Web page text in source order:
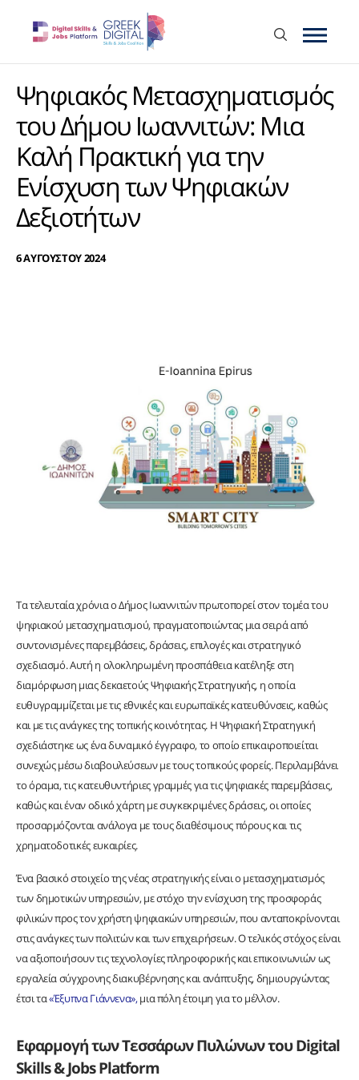
Ψηφιακός Μετασχηματισμός
του Δήμου Ιωαννιτών: Μια
Καλή Πρακτική για την
Ενίσχυση των Ψηφιακών
Δεξιοτήτων
6 ΑΥΓΟΥΣΤΟΥ 2024
Τα τελευταία χρόνια ο Δήμος Ιωαννιτών πρωτοπορεί στον τομέα του
ψηφιακού μετασχηματισμού, πραγματοποιώντας μια σειρά από
συντονισμένες παρεμβάσεις, δράσεις, επιλογές και στρατηγικό
σχεδιασμό. Αυτή η ολοκληρωμένη προσπάθεια κατέληξε στη
διαμόρφωση μιας δεκαετούς Ψηφιακής Στρατηγικής, η οποία
ευθυγραμμίζεται με τις εθνικές και ευρωπαϊκές κατευθύνσεις, καθώς
και με τις ανάγκες της τοπικής κοινότητας. Η Ψηφιακή Στρατηγική
σχεδιάστηκε ως ένα δυναμικό έγγραφο, το οποίο επικαιροποιείται
συνεχώς μέσω διαβουλεύσεων με τους τοπικούς φορείς. Περιλαμβάνει
το όραμα, τις κατευθυντήριες γραμμές για τις ψηφιακές παρεμβάσεις,
καθώς και έναν οδικό χάρτη με συγκεκριμένες δράσεις, οι οποίες
προσαρμόζονται ανάλογα με τους διαθέσιμους πόρους και τις
χρηματοδοτικές ευκαιρίες.
Ένα βασικό στοιχείο της νέας στρατηγικής είναι ο μετασχηματισμός
των δημοτικών υπηρεσιών, με στόχο την ενίσχυση της προσφοράς
φιλικών προς τον χρήστη ψηφιακών υπηρεσιών, που ανταποκρίνονται
στις ανάγκες των πολιτών και των επιχειρήσεων. Ο τελικός στόχος είναι
να αξιοποιήσουν τις τεχνολογίες πληροφορικής και επικοινωνιών ως
εργαλεία σύγχρονης διακυβέρνησης και ανάπτυξης, δημιουργώντας
έτσι τα«Έξυπνα Γιάννενα»,μια πόλη έτοιμη για το μέλλον.
Εφαρμογή των Τεσσάρων Πυλώνων τουDigital
Skills &JobsPlatform